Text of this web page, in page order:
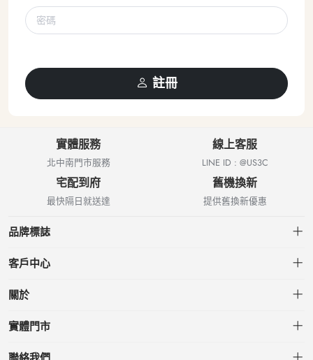
註冊
實體服務
北中南門市服務
線上客服
LINE ID : @US3C
宅配到府
最快隔日就送達
舊機換新
提供舊換新優惠
品牌標誌
客戶中心
會員中心
關於
關於US3C
實體門市
台北小南門店